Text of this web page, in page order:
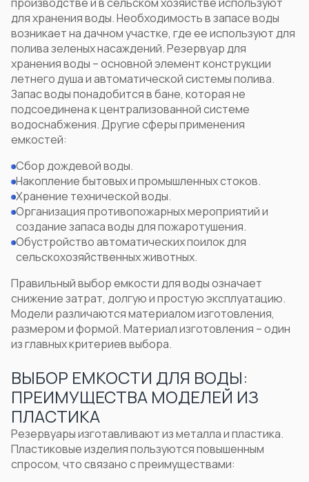
для хранения воды. Необходимость в запасе воды
возникает на дачном участке, где ее используют для
полива зеленых насаждений.Резервуар для
хранения воды – основной элемент конструкции
летнего душа и автоматической системы полива.
Запас воды понадобится в бане, которая не
подсоединена к централизованной системе
водоснабжения. Другие сферы применения
емкостей:
Сбор дождевой воды.
Накопление бытовых и промышленных стоков.
Хранение технической воды.
Организация противопожарных мероприятий и
создание запаса воды для пожаротушения.
Обустройство автоматических поилок для
сельскохозяйственных животных.
Правильныйвыбор емкости для водыозначает
снижение затрат, долгую и простую эксплуатацию.
Модели различаются материалом изготовления,
размером и формой. Материал изготовления – один
из главных критериев выбора.
ВЫБОР ЕМКОСТИ ДЛЯ ВОДЫ:
ПРЕИМУЩЕСТВА МОДЕЛЕЙ ИЗ
ПЛАСТИКА
Резервуары изготавливают из металла и пластика.
Пластиковые изделия пользуются повышенным
спросом, что связано с преимуществами: